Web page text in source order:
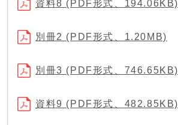
資料8 (PDF形式、194.06KB)
別冊2 (PDF形式、1.20MB)
別冊3 (PDF形式、746.65KB)
資料9 (PDF形式、482.85KB)